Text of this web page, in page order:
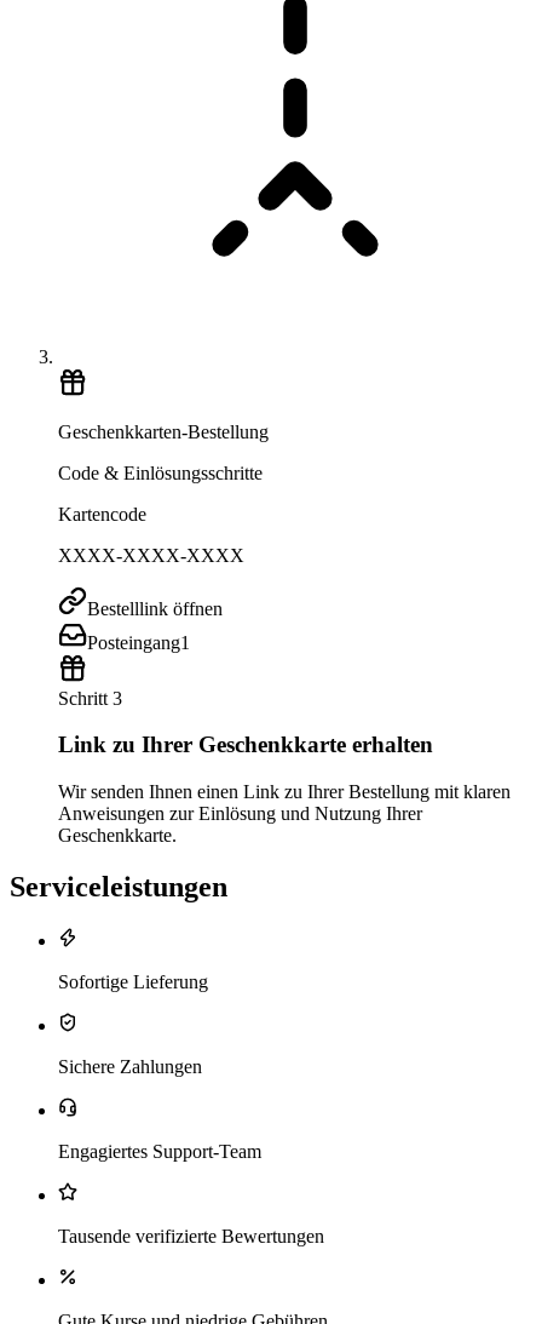
Geschenkkarten-Bestellung
Code & Einlösungsschritte
Kartencode
XXXX-XXXX-XXXX
Bestelllink öffnen
Posteingang1
Schritt 3
Link zu Ihrer Geschenkkarte erhalten
Wir senden Ihnen einen Link zu Ihrer Bestellung mit klaren
Anweisungen zur Einlösung und Nutzung Ihrer
Geschenkkarte.
Serviceleistungen
Sofortige Lieferung
Sichere Zahlungen
Engagiertes Support-Team
Tausende verifizierte Bewertungen